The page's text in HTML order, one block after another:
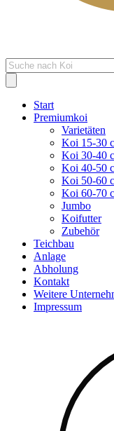
Products
search
Start
Premiumkoi
Varietäten
Koi 15-30
Koi 30-40
Koi 40-50
Koi 50-60
Koi 60-70
Jumbo
Koifutter
Zubehör
Teichbau
Anlage
Abholung
Kontakt
Weitere
Impressum